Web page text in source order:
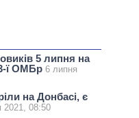
5 липня на
ї ОМБр 6 липня
на Донбасі, є
2021, 08:50